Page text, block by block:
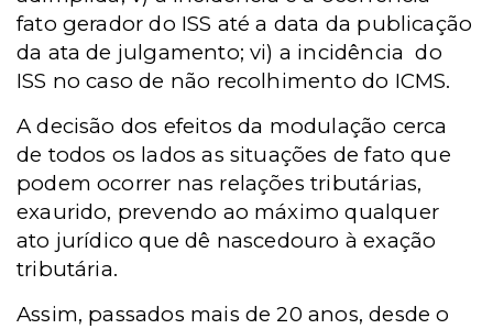
fato gerador do ISS até a data da publicação
da ata de julgamento; vi) a incidência do
ISS no caso de não recolhimento do ICMS.
A decisão dos efeitos da modulação cerca
de todos os lados as situações de fato que
podem ocorrer nas relações tributárias,
exaurido, prevendo ao máximo qualquer
ato jurídico que dê nascedouro à exação
tributária.
Assim, passados mais de 20 anos, desde o